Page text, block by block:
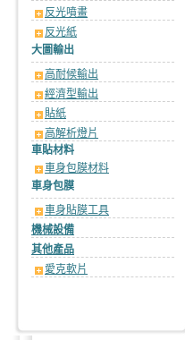
反光噴畫
反光紙
大圖輸出
高耐候輸出
經濟型輸出
貼紙
高解析燈片
車貼材料
車身包膜材料
車身包膜
車身貼膜工具
機械設備
其他產品
愛克軟片